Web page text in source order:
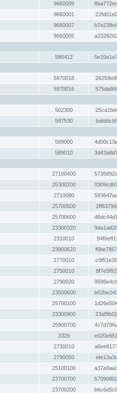
9660009
9660001
9660007
9660005
580412
5970018
5970016
502300
587530
589000
589010
27100400
25300200
2710080
25700500
25700600
23300320
2310010
23900620
2770010
2750010
2790020
23500600
25700100
23300900
25900700
3329
2730010
2790050
25100100
23700700
23700200